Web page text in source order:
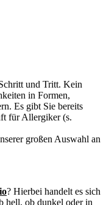
und Tritt. Kein
in Formen,
Es gibt Sie bereits
für Allergiker (s.
großen Auswahl an
? Hierbei handelt es sich
hell, ob dunkel oder in